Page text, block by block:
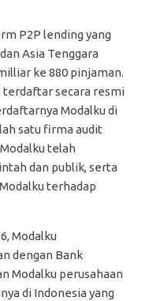
P2P lending yang
Asia Tenggara
ke 880 pinjaman.
terdaftar secara resmi
Modalku di
satu firma audit
telah
dan publik, serta
terhadap
Modalku
dengan Bank
Modalku perusahaan
di Indonesia yang